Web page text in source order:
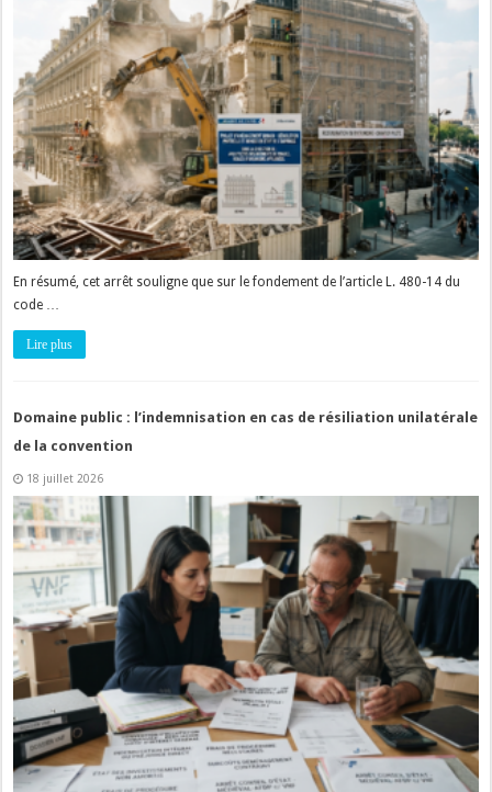
En résumé, cet arrêt souligne que sur le fondement de l’article L. 480-14 du
code …
Lire plus
Domaine public : l’indemnisation en cas de résiliation unilatérale
de la convention
18 juillet 2026